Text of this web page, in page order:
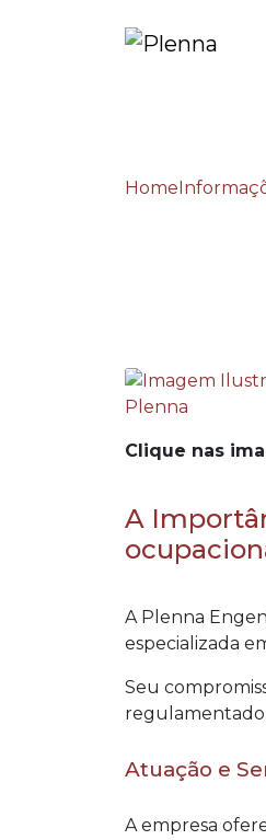
Home
Clique nas
A
A Plenna
especializada
Seu
Atuação e
A empresa